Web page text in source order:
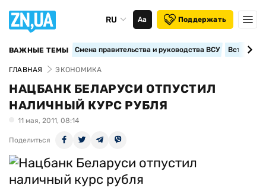
RU Аа Поддержать
ВАЖНЫЕ ТЕМЫ Смена правительства и руководства ВСУ
ГЛАВНАЯ ЭКОНОМИКА
НАЦБАНК БЕЛАРУСИ ОТПУСТИЛ
НАЛИЧНЫЙ КУРС РУБЛЯ
11 мая, 2011, 08:14
Поделиться